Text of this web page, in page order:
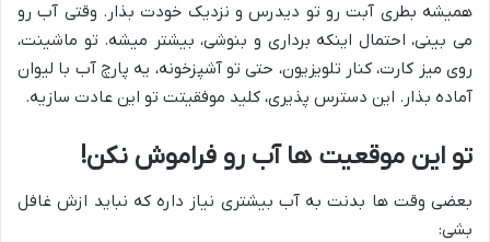
همیشه بطری آبت رو تو دیدرس و نزدیک خودت بذار. وقتی آب رو
می بینی، احتمال اینکه برداری و بنوشی، بیشتر میشه. تو ماشینت،
روی میز کارت، کنار تلویزیون، حتی تو آشپزخونه، یه پارچ آب با لیوان
آماده بذار. این دسترس پذیری، کلید موفقیتت تو این عادت سازیه.
تو این موقعیت ها آب رو فراموش نکن!
بعضی وقت ها بدنت به آب بیشتری نیاز داره که نباید ازش غافل
بشی: